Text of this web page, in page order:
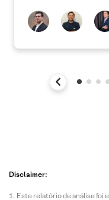
Disclaimer:
Este relatório de análise foi